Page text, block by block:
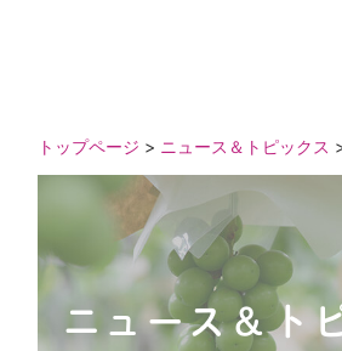
トップページ > ニュース＆トピックス
ニュース＆ト